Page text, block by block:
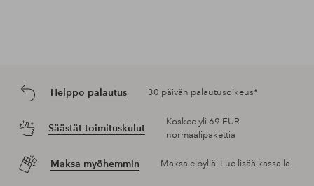
Helppo palautus 30 päivän palautusoikeus*
Säästät toimituskulut
Koskee yli 69 EUR
normaalipakettia
Maksa myöhemmin Maksa elpyllä. Lue lisää kassalla.